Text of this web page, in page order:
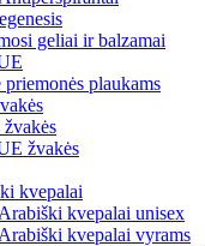
geliai ir balzamai
plaukams
žvakės
kvepalai
Arabiški kvepalai unisex
Arabiški kvepalai vyrams